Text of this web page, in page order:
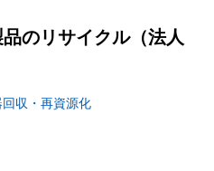
のリサイクル（法人
収・再資源化